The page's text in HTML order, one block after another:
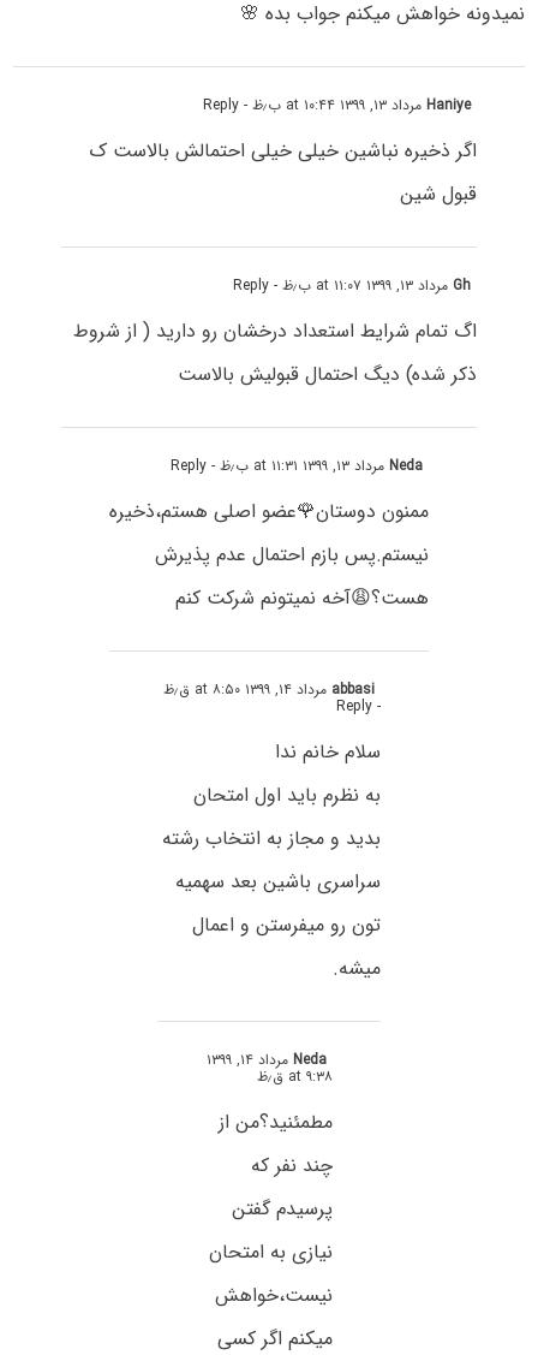
نمیدونه خواهش میکنم جواب بده 🌸
Haniyeمرداد ۱۳, ۱۳۹۹ at ۱۰:۴۴ ب٫ظ - Reply
اگر ذخیره نباشین خیلی خیلی احتمالش بالاست ک
قبول شین
Gh مرداد ۱۳, ۱۳۹۹ at ۱۱:۰۷ ب٫ظ - Reply
اگ تمام شرایط استعداد درخشان رو دارید ( از شروط
ذکر شده) دیگ احتمال قبولیش بالاست
Nedaمرداد ۱۳, ۱۳۹۹ at ۱۱:۳۱ ب٫ظ - Reply
ممنون دوستان🌹عضو اصلی هستم،ذخیره
نیستم.پس بازم احتمال عدم پذیرش
هست؟😩آخه نمیتونم شرکت کنم
abbasi مرداد ۱۴, ۱۳۹۹ at ۸:۵۰ ق٫ظ
- Reply
سلام خانم ندا
به نظرم باید اول امتحان
بدید و مجاز به انتخاب رشته
سراسری باشین بعد سهمیه
تون رو میفرستن و اعمال
میشه.
Neda مرداد ۱۴, ۱۳۹۹
at ۹:۳۸ ق٫ظ
مطمئنید؟من از
چند نفر که
پرسیدم گفتن
نیازی به امتحان
نیست،خواهش
میکنم اگر کسی